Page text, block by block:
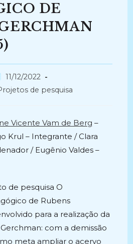
DE
11/12/2022
de pesquisa
Vicente Vam de Berg –
Krul – Integrante / Clara
/ Eugênio Valdes –
de pesquisa O
de Rubens
para a realização da
com a demissão
meta ampliar o acervo